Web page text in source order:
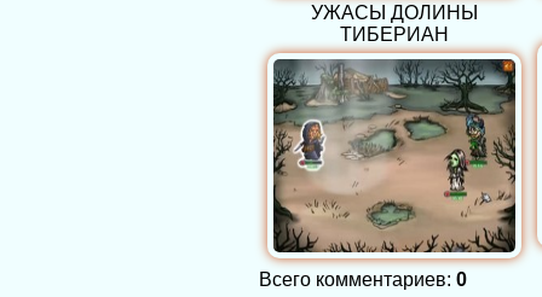
УЖАСЫ ДОЛИНЫ
ТИБЕРИАН
Всего комментариев: 0